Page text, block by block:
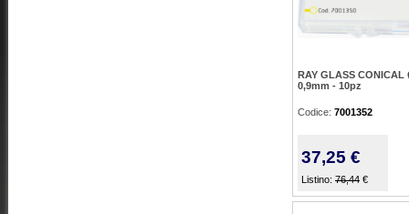
RAY GLASS CONICAL
0,9mm - 10pz
Codice: 7001352
37,25 €
Listino: 76,44 €